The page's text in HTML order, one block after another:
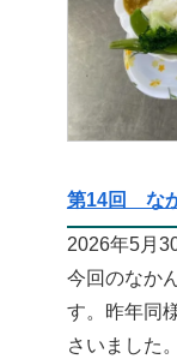
第14回 な
2026年5月
今回のなか
す。昨年同
さいました